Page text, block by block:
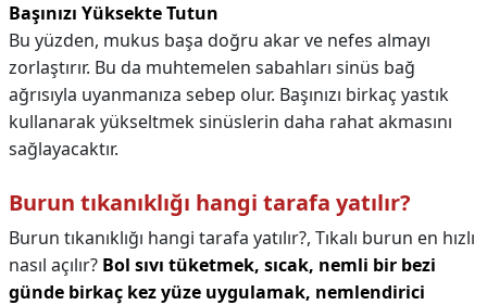
Başınızı Yüksekte Tutun
Bu yüzden, mukus başa doğru akar ve nefes almayı
zorlaştırır. Bu da muhtemelen sabahları sinüs bağ
ağrısıyla uyanmanıza sebep olur. Başınızı birkaç yastık
kullanarak yükseltmek sinüslerin daha rahat akmasını
sağlayacaktır.
Burun tıkanıklığı hangi tarafa yatılır?
Burun tıkanıklığı hangi tarafa yatılır?, Tıkalı burun en hızlı
nasıl açılır? Bol sıvı tüketmek, sıcak, nemli bir bezi
günde birkaç kez yüze uygulamak, nemlendirici